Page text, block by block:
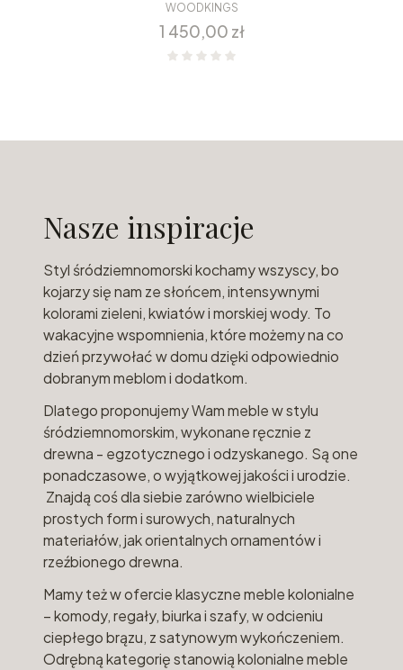
WOODKINGS
Cena
1 450,00 zł
Nasze inspiracje
Styl śródziemnomorski kochamy wszyscy, bo
kojarzy się nam ze słońcem, intensywnymi
kolorami zieleni, kwiatów i morskiej wody. To
wakacyjne wspomnienia, które możemy na co
dzień przywołać w domu dzięki odpowiednio
dobranym meblom i dodatkom.
Dlatego proponujemy Wam meble w stylu
śródziemnomorskim, wykonane ręcznie z
drewna - egzotycznego i odzyskanego. Są one
ponadczasowe, o wyjątkowej jakości i urodzie.
Znajdą coś dla siebie zarówno wielbiciele
prostych form i surowych, naturalnych
materiałów, jak orientalnych ornamentów i
rzeźbionego drewna.
Mamy też w ofercie klasyczne meble kolonialne
– komody, regały, biurka i szafy, w odcieniu
ciepłego brązu, z satynowym wykończeniem.
Odrębną kategorię stanowią kolonialne meble